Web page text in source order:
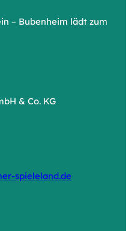
– Bubenheim lädt zum
& Co. KG
spieleland.de